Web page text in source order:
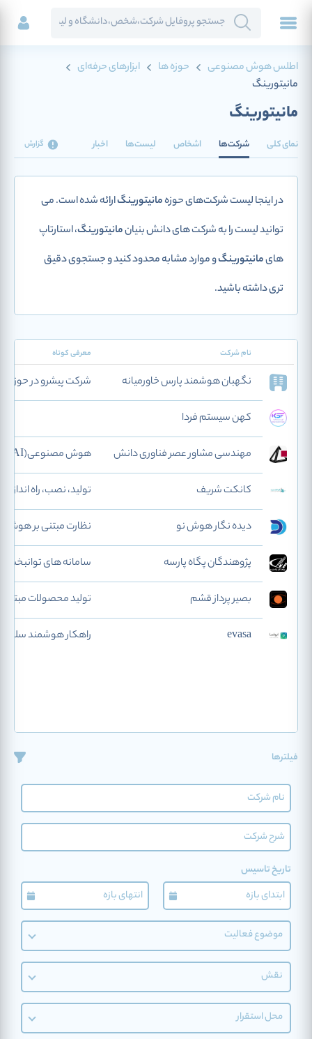
اطلس هوش مصنوعی حوزه ها
ابزارهای حرفه‌ای
مانیتورینگ
مانیتورینگ
نمای کلی شرکت‌ها اشخاص لیست‌ها اخبار گزارش
در اینجا لیست شرکت‌های حوزهمانیتورینگارائه شده است. می
توانید لیست را به شرکت های دانش بنیانمانیتورینگ، استارتاپ
هایمانیتورینگو موارد مشابه محدود کنید و جستجوی دقیق
تری داشته باشید.
نام شرکت معرفی کوتاه
نگهبان هوشمند پارس خاورمیانه شرکت پیشرو در حوزه
کهن سیستم فردا
مهندسی مشاور عصر فناوری دانش هوش مصنوعی(AI)، هوش تجاری (BI)،کلان داده(Big Data) و تولید راهکارهای جامع نرم‌افزاری
کانکت شریف تولید، نصب، راه
دیده نگار هوش نو نظارت مبتنی بر
پژوهندگان پگاه پارسه سامانه های
بصیر پرداز قشم تولید محصولات مبتنی
evasa راهکار هوشمند
فیلترها
تاریخ تاسیس
موضوع فعالیت
نقش
محل استقرار